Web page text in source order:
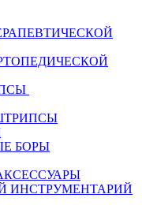
БОРЫ
ИНСТРУМЕНТАРИЙ